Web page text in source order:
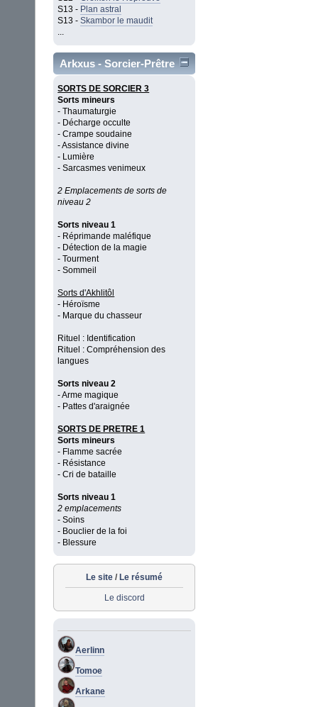
S13 - Plan astral
S13 -Skambor le maudit
...
Arkxus - Sorcier-Prêtre
SORTS DE SORCIER 3
Sorts mineurs
- Thaumaturgie
- Décharge occulte
- Crampe soudaine
- Assistance divine
- Lumière
- Sarcasmes venimeux
2 Emplacements de sorts de
niveau 2
Sorts niveau 1
- Réprimande maléfique
- Détection de la magie
- Tourment
- Sommeil
Sorts d'Akhlitôl
- Héroïsme
- Marque du chasseur
Rituel : Identification
Rituel : Compréhension des
langues
Sorts niveau 2
- Arme magique
- Pattes d'araignée
SORTS DE PRETRE 1
Sorts mineurs
- Flamme sacrée
- Résistance
- Cri de bataille
Sorts niveau 1
2 emplacements
- Soins
- Bouclier de la foi
- Blessure
Le site / Le résumé
Le discord
Aerlinn
Tomoe
Arkane